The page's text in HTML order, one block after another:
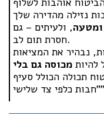
ומטעה, ולעיתים – גם
חסרת תום לב.
נבהיר את המציאות
להיות מכוסה גם בלי
תכולה הכולל סעיף